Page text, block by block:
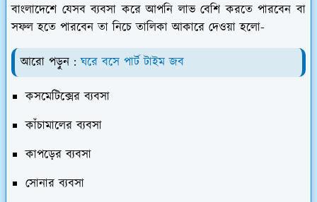
বাংলাদেশে যেসব ব্যবসা করে আপনি লাভ বেশি করতে পারবেন বা
সফল হতে পারবেন তা নিচে তালিকা আকারে দেওয়া হলো-
আরো পড়ুন :ঘরে বসে পার্ট টাইম জব
কসমেটিক্সের ব্যবসা
কাঁচামালের ব্যবসা
কাপড়ের ব্যবসা
সোনার ব্যবসা